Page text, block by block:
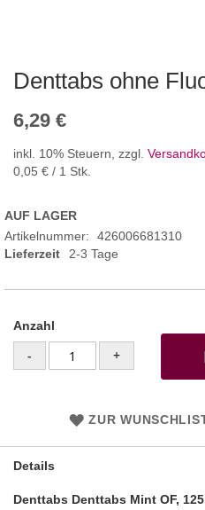
Denttabs ohne
6,29 €
inkl. 10% Steuern, zzgl.
0,05 € / 1 Stk.
AUF LAGER
Artikelnummer
426006681310
Lieferzeit
2-3 Tage
Anzahl
- +
ZUR
Details
Denttabs Denttabs Mint OF,